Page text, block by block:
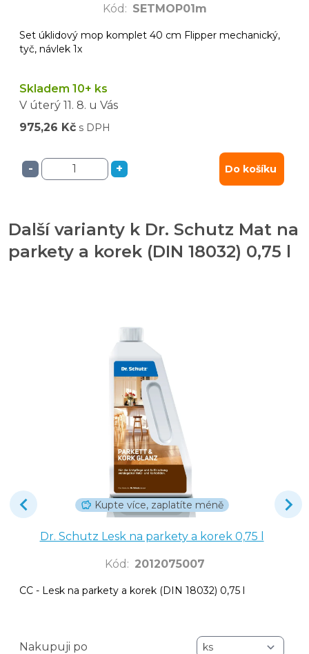
Kód : SETMOP01m
Set úklidový mop komplet 40 cm Flipper mechanický,
tyč, návlek 1x
Skladem 10+ ks
V úterý 11. 8. u Vás
975,26 Kč s DPH
- + Do košíku
Další varianty k Dr. Schutz Mat na
parkety a korek (DIN 18032) 0,75 l
Kupte více, zaplatíte méně
Dr. Schutz Lesk na parkety a korek 0,75 l
Kód : 2012075007
CC - Lesk na parkety a korek (DIN 18032) 0,75 l
Nakupuji po